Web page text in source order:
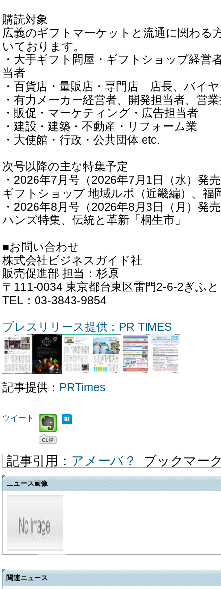
購読対象
広義のギフトマーケットと流通に関わる
いております。
・大手ギフト問屋・ギフトショップ経営
当者
・百貨店・量販店・専門店 店長、バイ
・有力メーカー経営者、開発担当者、営
・販促・マーケティング・広告担当者
・建設・建築・不動産・リフォーム業
・大使館・行政・公共団体 etc.
次号以降の主な特集予定
・2026年7月号（2026年7月1日（水）発
ギフトショップ 地域ルポ（近畿編）、福
・2026年8月号（2026年8月3日（月）発
ハンズ特集、伝統と革新「桐生市」
■お問い合わせ
株式会社ビジネスガイド社
販売促進部 担当：杉原
〒111-0034 東京都台東区雷門2-6-2ぎふ
TEL：03-3843-9854
プレスリリース提供：PR TIMES
記事提供： PRTimes
ツイート
記事引用： アメーバ？ ブックマー
ニュース画像
関連ニュース